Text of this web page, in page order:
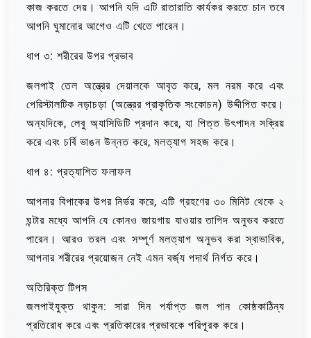
কাজ করতে দেয়। আপনি যদি এটি রাতারাতি কার্যকর করতে চান তবে
আপনি ঘুমানোর আগেও এটি খেতে পারেন।
ধাপ ৩: শরীরের উপর প্রভাব
জলপাই তেল অন্ত্রের দেয়ালকে আবৃত করে, মল নরম করে এবং
পেরিস্টালটিক নড়াচড়া (অন্ত্রের প্রাকৃতিক সংকোচন) উদ্দীপিত করে।
অন্যদিকে, লেবু অ্যাসিডিটি প্রদান করে, যা পিত্ত উৎপাদন সক্রিয়
করে এবং চর্বি ভাঙন উন্নত করে, মলত্যাগ সহজ করে।
ধাপ ৪: প্রত্যাশিত ফলাফল
আপনার বিপাকের উপর নির্ভর করে, এটি গ্রহণের ৩০ মিনিট থেকে ২
ঘন্টার মধ্যে আপনি যে কোনও জায়গায় যাওয়ার তাগিদ অনুভব করতে
পারেন। আরও তরল এবং সম্পূর্ণ মলত্যাগ অনুভব করা স্বাভাবিক,
আপনার শরীরের প্রয়োজন নেই এমন বর্জ্য পদার্থ নির্গত করে।
অতিরিক্ত টিপস
জলপাইযুক্ত থাকুন: সারা দিন পর্যাপ্ত জল পান কোষ্ঠকাঠিন্য
প্রতিরোধ করে এবং প্রতিকারের প্রভাবকে পরিপূরক করে।